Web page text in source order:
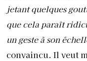
jetant quelques
que cela paraît
un geste à son
convaincu. Il veut